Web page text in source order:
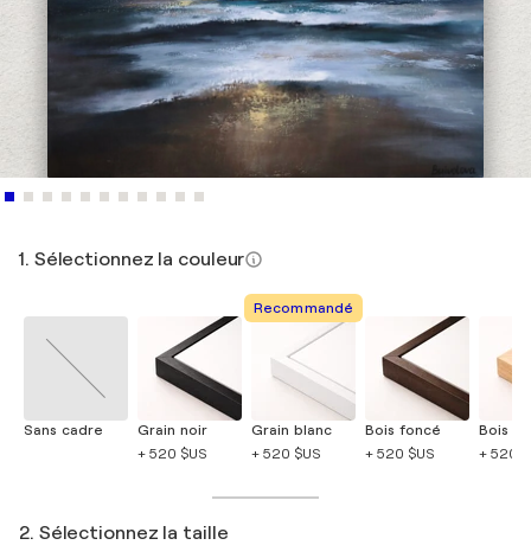
1. Sélectionnez la couleur
Sans cadre
Grain noir
+ 520 $US
Recommandé
Grain blanc
+ 520 $US
Bois foncé
+ 520 $US
Bois
+ 520
2. Sélectionnez la taille